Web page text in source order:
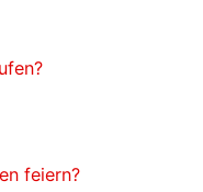
feiern?